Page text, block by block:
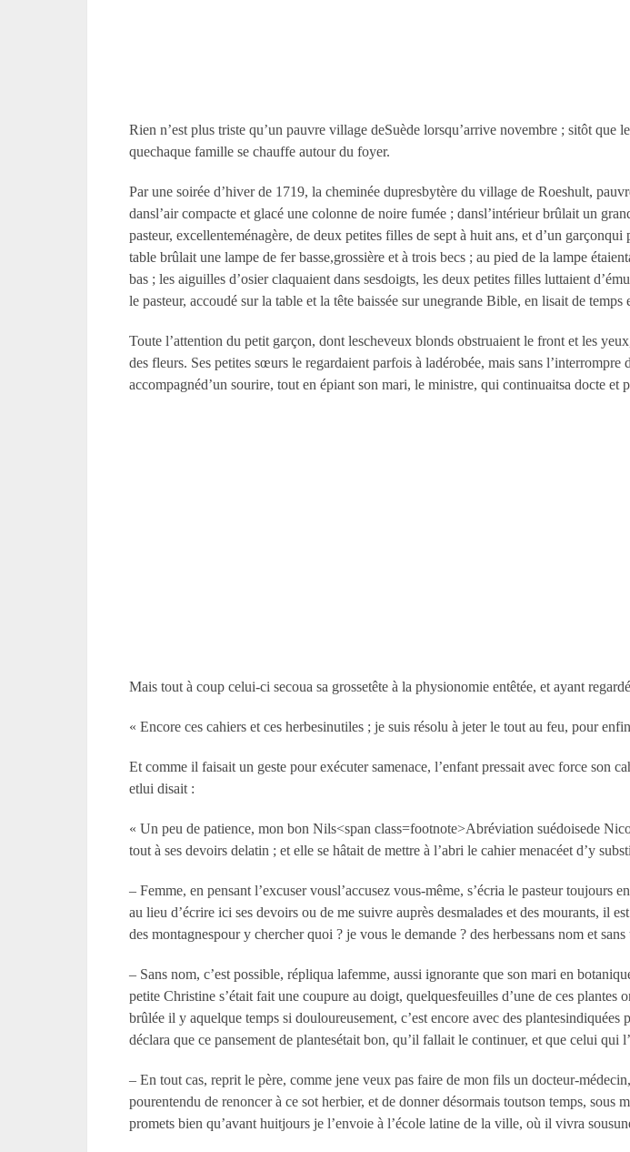
Rien n’est plus triste qu’un pauvre village deSuède lorsqu’arrive novembre ; sitôt que
quechaque famille se chauffe autour du foyer.
Par une soirée d’hiver de 1719, la cheminée dupresbytère du village de Roeshult,
dansl’air compacte et glacé une colonne de noire fumée ; dansl’intérieur brûlait un
pasteur, excellenteménagère, de deux petites filles de sept à huit ans, et d’un
table brûlait une lampe de fer basse,grossière et à trois becs ; au pied de la lampe
bas ; les aiguilles d’osier claquaient dans sesdoigts, les deux petites filles luttaient
le pasteur, accoudé sur la table et la tête baissée sur unegrande Bible, en lisait de
Toute l’attention du petit garçon, dont lescheveux blonds obstruaient le front et les
des fleurs. Ses petites sœurs le regardaient parfois à ladérobée, mais sans
accompagnéd’un sourire, tout en épiant son mari, le ministre, qui continuaitsa docte et
Mais tout à coup celui-ci secoua sa grossetête à la physionomie entêtée, et ayant
« Encore ces cahiers et ces herbesinutiles ; je suis résolu à jeter le tout au feu, pour
Et comme il faisait un geste pour exécuter samenace, l’enfant pressait avec force son
etlui disait :
« Un peu de patience, mon bon Nils<span class=footnote>Abréviation suédoisede
tout à ses devoirs delatin ; et elle se hâtait de mettre à l’abri le cahier menacéet d’y
– Femme, en pensant l’excuser vousl’accusez vous-même, s’écria le pasteur
au lieu d’écrire ici ses devoirs ou de me suivre auprès desmalades et des mourants, il
des montagnespour y chercher quoi ? je vous le demande ? des herbessans nom et
– Sans nom, c’est possible, répliqua lafemme, aussi ignorante que son mari en
petite Christine s’était fait une coupure au doigt, quelquesfeuilles d’une de ces
brûlée il y aquelque temps si douloureusement, c’est encore avec des
déclara que ce pansement de plantesétait bon, qu’il fallait le continuer, et que celui qui
– En tout cas, reprit le père, comme jene veux pas faire de mon fils un docteur-
pourentendu de renoncer à ce sot herbier, et de donner désormais toutson temps, sous
promets bien qu’avant huitjours je l’envoie à l’école latine de la ville, où il vivra